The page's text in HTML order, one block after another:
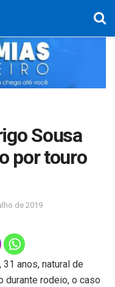
Sousa
por touro
de 2019
anos, natural de
durante rodeio, o caso